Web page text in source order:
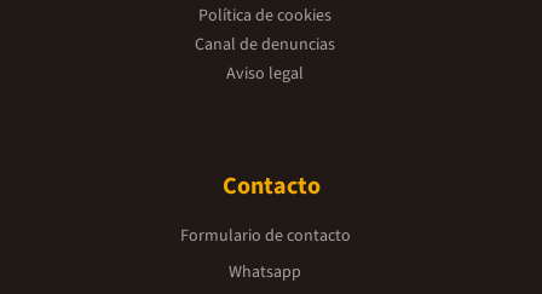
Política de cookies
Canal de denuncias
Aviso legal
Contacto
Formulario de contacto
Whatsapp